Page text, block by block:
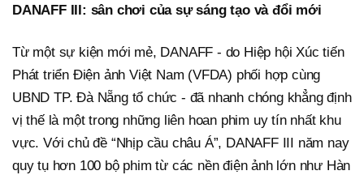
DANAFF III: sân chơi của sự sáng tạo và đổi mới
Từ một sự kiện mới mẻ, DANAFF - do Hiệp hội Xúc tiến
Phát triển Điện ảnh Việt Nam (VFDA) phối hợp cùng
UBND TP. Đà Nẵng tổ chức - đã nhanh chóng khẳng định
vị thế là một trong những liên hoan phim uy tín nhất khu
vực. Với chủ đề “Nhịp cầu châu Á”, DANAFF III năm nay
quy tụ hơn 100 bộ phim từ các nền điện ảnh lớn như Hàn